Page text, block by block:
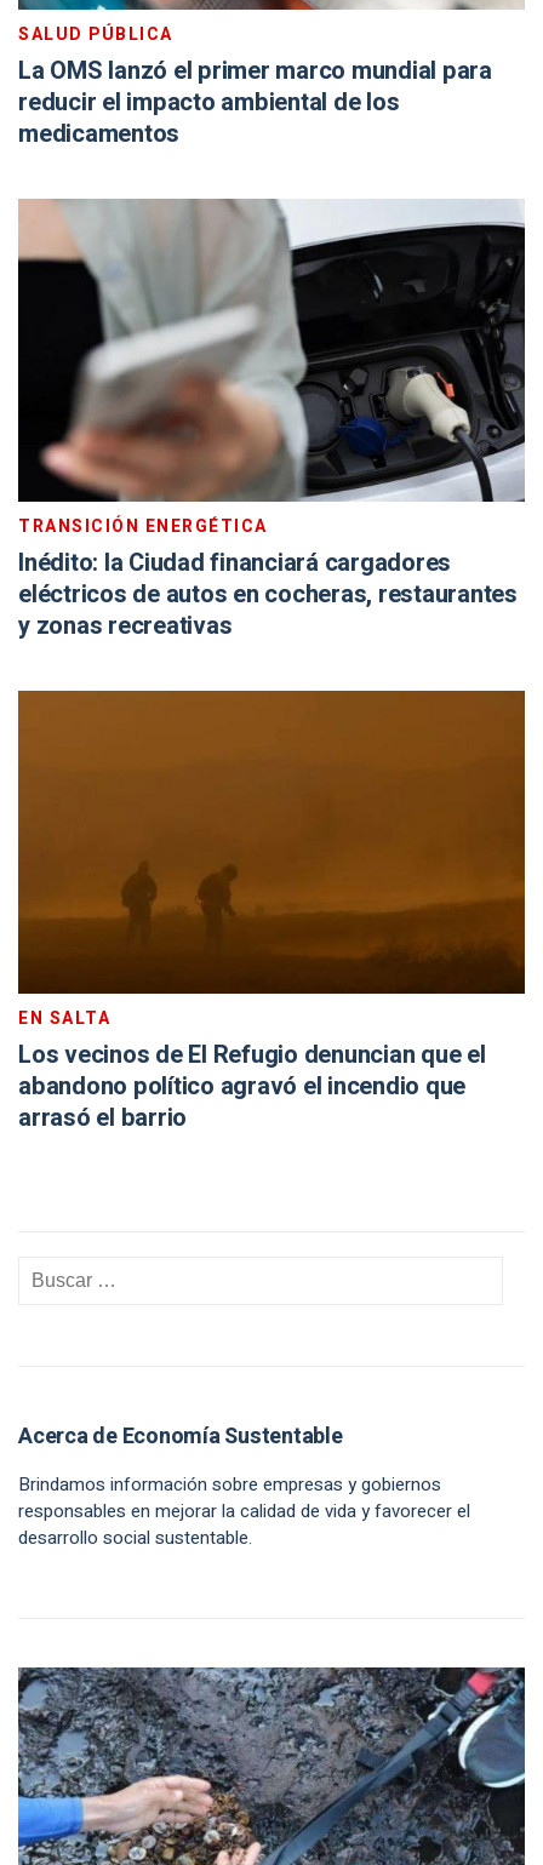
SALUD PÚBLICA
La OMS lanzó el primer marco mundial para
reducir el impacto ambiental de los
medicamentos
TRANSICIÓN ENERGÉTICA
Inédito: la Ciudad financiará cargadores
eléctricos de autos en cocheras, restaurantes
y zonas recreativas
EN SALTA
Los vecinos de El Refugio denuncian que el
abandono político agravó el incendio que
arrasó el barrio
Acerca de Economía Sustentable
Brindamos información sobre empresas y gobiernos
responsables en mejorar la calidad de vida y favorecer el
desarrollo social sustentable.